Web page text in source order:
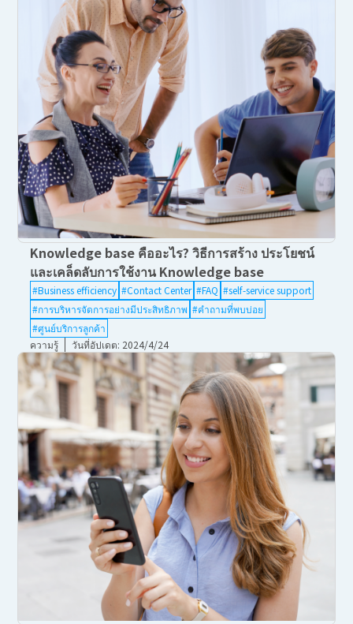
Knowledge base คืออะไร? วิธีการสร้าง ประโยชน์
และเคล็ดลับการใช้งาน Knowledge base
#Business efficiency #Contact Center #FAQ #self-service support
#การบริหารจัดการอย่างมีประสิทธิภาพ #คำถามที่พบบ่อย
#ศูนย์บริการลูกค้า
ความรู้
วันที่อัปเดต: 2024/4/24